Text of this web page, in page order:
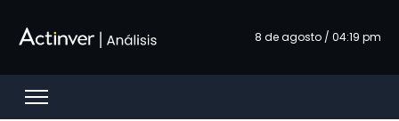
8 de agosto / 04:19 pm
Open menu